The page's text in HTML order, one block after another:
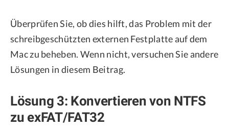
Überprüfen Sie, ob dies hilft, das Problem mit der
schreibgeschützten externen Festplatte auf dem
Mac zu beheben. Wenn nicht, versuchen Sie andere
Lösungen in diesem Beitrag.
Lösung 3: Konvertieren von NTFS
zu exFAT/FAT32